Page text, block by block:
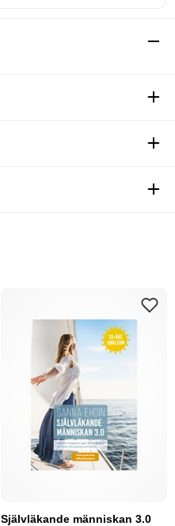
Självläkande människan 3.0